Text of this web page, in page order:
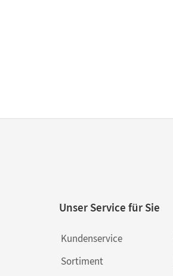
Unser Service für Sie
Kundenservice
Sortiment